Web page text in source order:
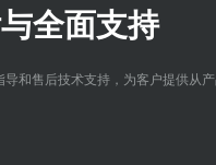
全面支持
导和售后技术支持，为客户提供从